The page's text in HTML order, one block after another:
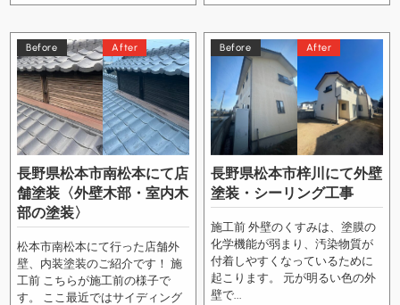
Before After
長野県松本市南松本にて店
舗塗装〈外壁木部・室内木
部の塗装〉
松本市南松本にて行った店舗外
壁、内装塗装のご紹介です！ 施
工前 こちらが施工前の様子で
す。 ここ最近ではサイディング
Before After
長野県松本市梓川にて外壁
塗装・シーリング工事
施工前 外壁のくすみは、塗膜の
化学機能が弱まり、汚染物質が
付着しやすくなっているために
起こります。 元が明るい色の外
壁で...